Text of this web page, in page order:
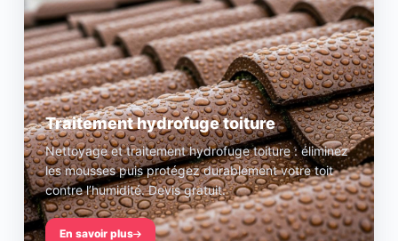
Traitement hydrofuge toiture
Nettoyage et traitement hydrofuge toiture : éliminez
les mousses puis protégez durablement votre toit
contre l’humidité. Devis gratuit.
En savoir plus